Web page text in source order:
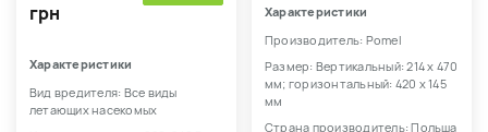
грн
Характеристики
Вид вредителя: Все виды
летающих насекомых
Характеристики
Производитель: Pomel
Размер: Вертикальный: 214 х 470
мм; горизонтальный: 420 х 145
мм
Страна производитель: Польша